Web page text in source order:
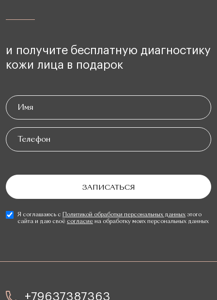
и получите бесплатную диагностику
кожи лица в подарок
Я соглашаюсь с Политикой обработки персональных данных этого
сайта и даю своё согласиена обработку моих персональных данных
+79637387363